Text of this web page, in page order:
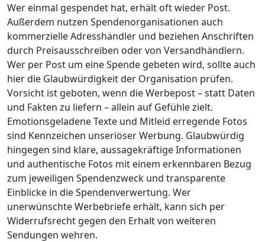
Wer einmal gespendet hat, erhält oft wieder Post.
Außerdem nutzen Spendenorganisationen auch
kommerzielle Adresshändler und beziehen Anschriften
durch Preisausschreiben oder von Versandhändlern.
Wer per Post um eine Spende gebeten wird, sollte auch
hier die Glaubwürdigkeit der Organisation prüfen.
Vorsicht ist geboten, wenn die Werbepost – statt Daten
und Fakten zu liefern – allein auf Gefühle zielt.
Emotionsgeladene Texte und Mitleid erregende Fotos
sind Kennzeichen unseriöser Werbung. Glaubwürdig
hingegen sind klare, aussagekräftige Informationen
und authentische Fotos mit einem erkennbaren Bezug
zum jeweiligen Spendenzweck und transparente
Einblicke in die Spendenverwertung. Wer
unerwünschte Werbebriefe erhält, kann sich per
Widerrufsrecht gegen den Erhalt von weiteren
Sendungen wehren.